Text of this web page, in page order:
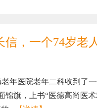
信，一个74岁老
年医院老年二科收到了
锦旗，上书“医德高尚医